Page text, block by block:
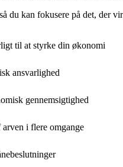
du kan fokusere på det, der
til at styrke din økonomi
ansvarlighed
gennemsigtighed
i flere omgange